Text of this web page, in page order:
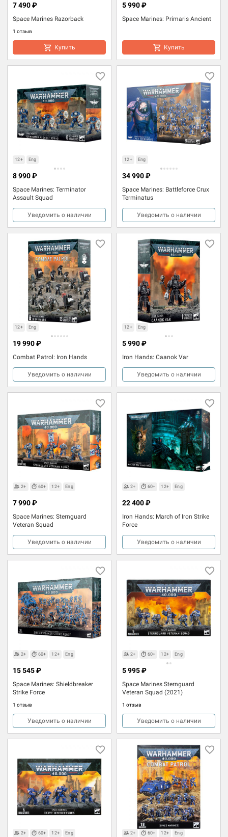
Space Marines Razorback
1 отзыв
7 490 ₽
Купить
Space Marines: Primaris Ancient
5 990 ₽
Купить
12+ Eng
Space Marines: Terminator
Assault Squad
8 990 ₽
Уведомить о наличии
12+ Eng
Space Marines: Battleforce Crux
Terminatus
34 990 ₽
Уведомить о наличии
12+ Eng
Combat Patrol: Iron Hands
19 990 ₽
Уведомить о наличии
12+ Eng
Iron Hands: Caanok Var
5 990 ₽
Уведомить о наличии
2+ 60+ 12+ Eng
Space Marines: Sternguard
Veteran Squad
7 990 ₽
Уведомить о наличии
2+ 60+ 12+ Eng
Iron Hands: March of Iron Strike
Force
22 400 ₽
Уведомить о наличии
2+ 60+ 12+ Eng
Space Marines: Shieldbreaker
Strike Force
1 отзыв
15 545 ₽
Уведомить о наличии
2+ 60+ 12+ Eng
Space Marines Sternguard
Veteran Squad (2021)
1 отзыв
5 995 ₽
Уведомить о наличии
2+ 60+ 12+ Eng 2+ 60+ 12+ Eng